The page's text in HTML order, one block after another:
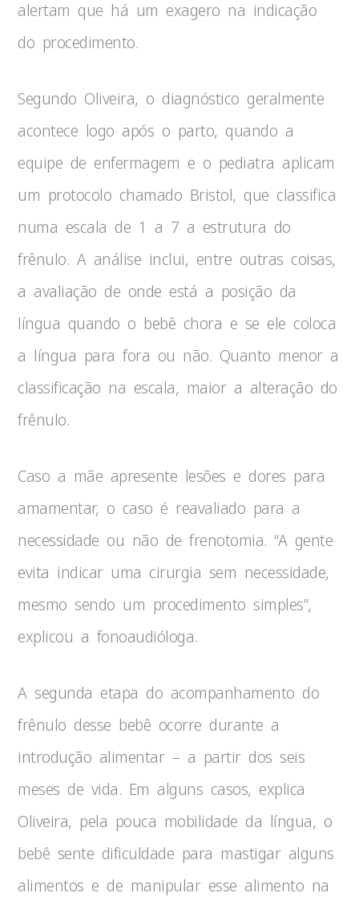
alertam que há um exagero na indicação
do procedimento.
Segundo Oliveira, o diagnóstico geralmente
acontece logo após o parto, quando a
equipe de enfermagem e o pediatra aplicam
um protocolo chamado Bristol, que classifica
numa escala de 1 a 7 a estrutura do
frênulo. A análise inclui, entre outras coisas,
a avaliação de onde está a posição da
língua quando o bebê chora e se ele coloca
a língua para fora ou não. Quanto menor a
classificação na escala, maior a alteração do
frênulo.
Caso a mãe apresente lesões e dores para
amamentar, o caso é reavaliado para a
necessidade ou não de frenotomia. “A gente
evita indicar uma cirurgia sem necessidade,
mesmo sendo um procedimento simples”,
explicou a fonoaudióloga.
A segunda etapa do acompanhamento do
frênulo desse bebê ocorre durante a
introdução alimentar – a partir dos seis
meses de vida. Em alguns casos, explica
Oliveira, pela pouca mobilidade da língua, o
bebê sente dificuldade para mastigar alguns
alimentos e de manipular esse alimento na